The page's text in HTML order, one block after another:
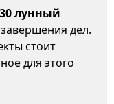
30 лунный
дел.
стоит
для этого